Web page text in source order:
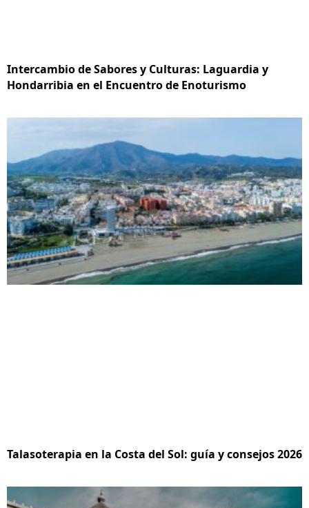
Intercambio de Sabores y Culturas: Laguardia y
Hondarribia en el Encuentro de Enoturismo
Talasoterapia en la Costa del Sol: guía y consejos 2026